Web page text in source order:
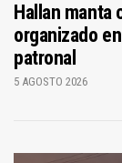
Hallan
organizado
patronal
5 AGOSTO 2026